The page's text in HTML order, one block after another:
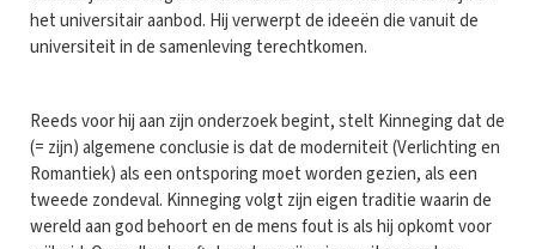
het universitair aanbod. Hij verwerpt de ideeën die vanuit de
universiteit in de samenleving terechtkomen.
Reeds voor hij aan zijn onderzoek begint, stelt Kinneging dat de
(= zijn) algemene conclusie is dat de moderniteit (Verlichting en
Romantiek) als een ontsporing moet worden gezien, als een
tweede zondeval. Kinneging volgt zijn eigen traditie waarin de
wereld aan god behoort en de mens fout is als hij opkomt voor